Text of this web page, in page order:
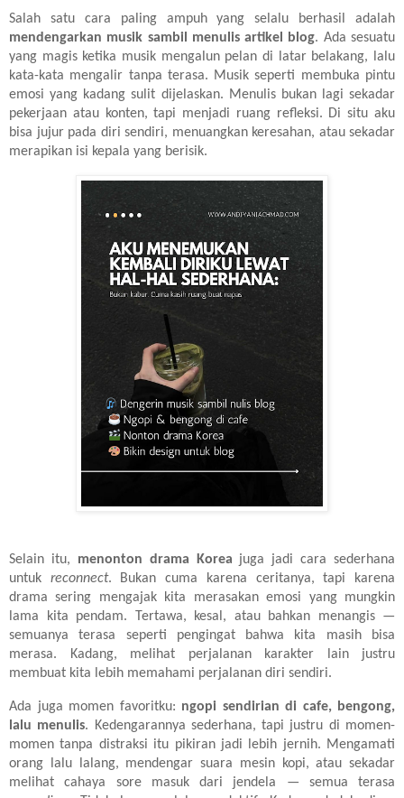
Salah satu cara paling ampuh yang selalu berhasil adalah
mendengarkan musik sambil menulis artikel blog. Ada sesuatu
yang magis ketika musik mengalun pelan di latar belakang, lalu
kata-kata mengalir tanpa terasa. Musik seperti membuka pintu
emosi yang kadang sulit dijelaskan. Menulis bukan lagi sekadar
pekerjaan atau konten, tapi menjadi ruang refleksi. Di situ aku
bisa jujur pada diri sendiri, menuangkan keresahan, atau sekadar
merapikan isi kepala yang berisik.
Selain itu, menonton drama Korea juga jadi cara sederhana
untuk reconnect. Bukan cuma karena ceritanya, tapi karena
drama sering mengajak kita merasakan emosi yang mungkin
lama kita pendam. Tertawa, kesal, atau bahkan menangis —
semuanya terasa seperti pengingat bahwa kita masih bisa
merasa. Kadang, melihat perjalanan karakter lain justru
membuat kita lebih memahami perjalanan diri sendiri.
Ada juga momen favoritku: ngopi sendirian di cafe, bengong,
lalu menulis. Kedengarannya sederhana, tapi justru di momen-
momen tanpa distraksi itu pikiran jadi lebih jernih. Mengamati
orang lalu lalang, mendengar suara mesin kopi, atau sekadar
melihat cahaya sore masuk dari jendela — semua terasa